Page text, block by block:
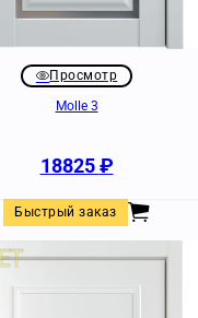
Просмотр
Molle 3
18825₽
Быстрый заказ